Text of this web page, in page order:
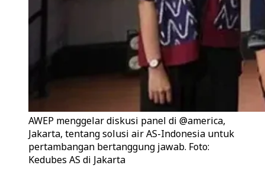
AWEP menggelar diskusi panel di @america,
Jakarta, tentang solusi air AS-Indonesia untuk
pertambangan bertanggung jawab. Foto:
Kedubes AS di Jakarta